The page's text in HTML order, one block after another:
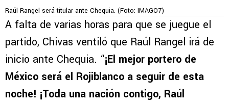
Raúl Rangel será titular ante Chequia. (Foto: IMAGO7)
A falta de varias horas para que se juegue el
partido, Chivas ventiló que Raúl Rangel irá de
inicio ante Chequia. “¡El mejor portero de
México será el Rojiblanco a seguir de esta
noche! ¡Toda una nación contigo, Raúl